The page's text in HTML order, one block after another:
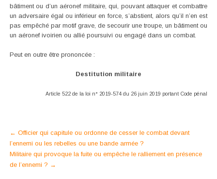
bâtiment ou d’un aéronef militaire, qui, pouvant attaquer et combattre
un adversaire égal ou inférieur en force, s’abstient, alors qu’il n’en est
pas empêché par motif grave, de secourir une troupe, un bâtiment ou
un aéronef ivoirien ou allié poursuivi ou engagé dans un combat.
Peut en outre être prononcée :
Destitution militaire
Article 522 de la loi n° 2019-574 du 26 juin 2019 portant Code pénal
Post
navigation
← Officier qui capitule ou ordonne de cesser le combat devant
l’ennemi ou les rebelles ou une bande armée ?
Militaire qui provoque la fuite ou empêche le ralliement en présence
de l’ennemi ? →